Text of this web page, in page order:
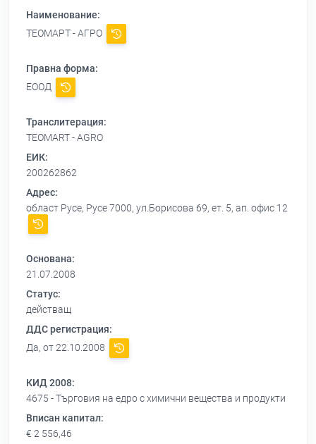
Наименование:
ТЕОМАРТ - АГРО
Правна форма:
ЕООД
Транслитерация:
TEOMART - AGRO
ЕИК:
200262862
Адрес:
област Русе, Русе 7000, ул.Борисова 69, ет. 5, ап. офис 12
Основана:
21.07.2008
Статус:
действащ
ДДС регистрация:
Да, от 22.10.2008
КИД 2008:
4675 - Търговия на едро с химични вещества и продукти
Вписан капитал:
€ 2 556,46